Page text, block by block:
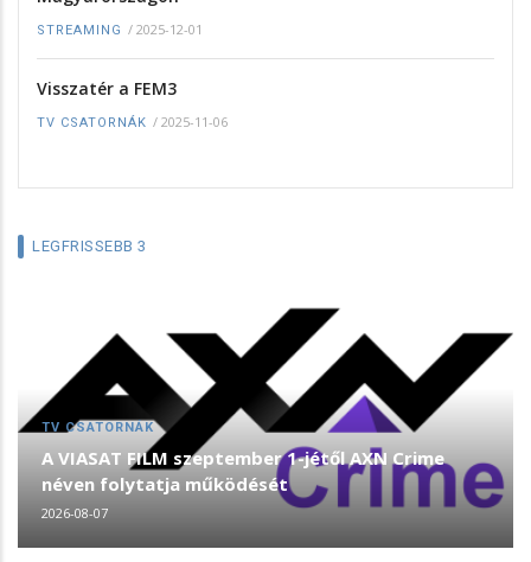
STREAMING / 2025-12-01
Visszatér a FEM3
TV CSATORNÁK / 2025-11-06
LEGFRISSEBB 3
TV CSATORNÁK
A VIASAT FILM szeptember 1-jétől AXN Crime
néven folytatja működését
2026-08-07